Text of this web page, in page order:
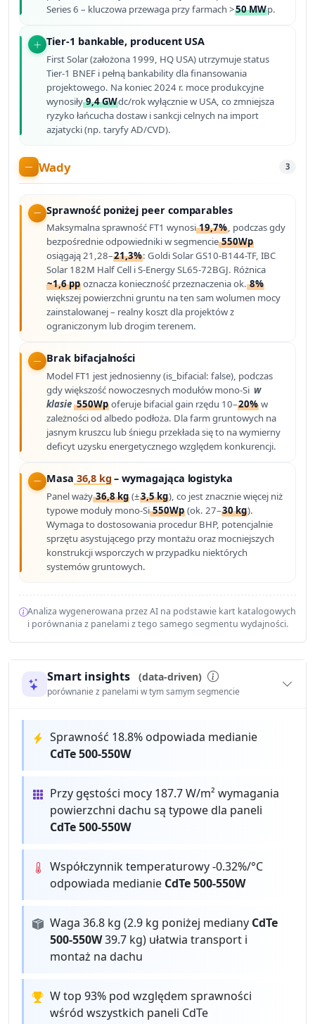
Series 6 – kluczowa przewaga przy farmach >50 MWp.
Tier-1 bankable, producent USA
First Solar (założona 1999, HQ USA) utrzymuje status
Tier-1 BNEF i pełną bankability dla finansowania
projektowego. Na koniec 2024 r. moce produkcyjne
wynosiły9,4 GWdc/rok wyłącznie w USA, co zmniejsza
ryzyko łańcucha dostaw i sankcji celnych na import
azjatycki (np. taryfy AD/CVD).
Wady 3
Sprawność poniżej peer comparables
Maksymalna sprawność FT1 wynosi19,7%, podczas gdy
bezpośrednie odpowiedniki w segmencie550Wp
osiągają 21,28–21,3%: Goldi Solar GS10-B144-TF, IBC
Solar 182M Half Cell i S-Energy SL65-72BGJ. Różnica
~1,6 pp oznacza konieczność przeznaczenia ok.8%
większej powierzchni gruntu na ten sam wolumen mocy
zainstalowanej – realny koszt dla projektów z
ograniczonym lub drogim terenem.
Brak bifacjalności
Model FT1 jest jednosienny (is_bifacial: false), podczas
gdy większość nowoczesnych modułów mono-Si w
klasie 550Wpoferuje bifacial gain rzędu 10–20%w
zależności od albedo podłoża. Dla farm gruntowych na
jasnym kruszcu lub śniegu przekłada się to na wymierny
deficyt uzysku energetycznego względem konkurencji.
Masa 36,8 kg – wymagająca logistyka
Panel waży36,8 kg (±3,5 kg), co jest znacznie więcej niż
typowe moduły mono-Si550Wp (ok. 27–30 kg).
Wymaga to dostosowania procedur BHP, potencjalnie
sprzętu asystującego przy montażu oraz mocniejszych
konstrukcji wsporczych w przypadku niektórych
systemów gruntowych.
Analiza wygenerowana przez AI na podstawie kart katalogowych
i porównania z panelami z tego samego segmentu wydajności.
Smart insights (data-driven)
porównanie z panelami w tym samym segmencie
Sprawność 18.8% odpowiada medianie
CdTe 500-550W
Przy gęstości mocy 187.7 W/m² wymagania
powierzchni dachu są typowe dla paneli
CdTe 500-550W
Współczynnik temperaturowy -0.32%/°C
odpowiada medianie CdTe 500-550W
Waga 36.8 kg (2.9 kg poniżej mediany CdTe
500-550W39.7 kg) ułatwia transport i
montaż na dachu
W top 93% pod względem sprawności
wśród wszystkich paneli CdTe